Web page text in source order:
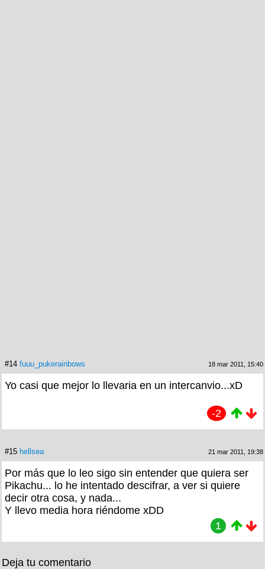
#14 fuuu_pukerainbows 18 mar 2011, 15:40
Yo casi que mejor lo llevaria en un intercanvio...xD
-2
#15 hellsea 21 mar 2011, 19:38
Por más que lo leo sigo sin entender que quiera ser
Pikachu... lo he intentado descifrar, a ver si quiere
decir otra cosa, y nada...
Y llevo media hora riéndome xDD
1
Deja tu comentario